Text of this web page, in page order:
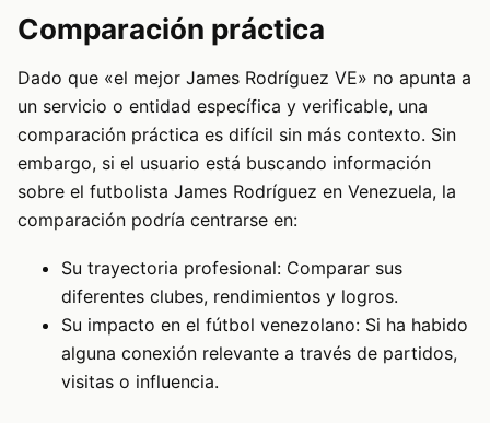
Comparación práctica
Dado que «el mejor James Rodríguez VE» no apunta a
un servicio o entidad específica y verificable, una
comparación práctica es difícil sin más contexto. Sin
embargo, si el usuario está buscando información
sobre el futbolista James Rodríguez en Venezuela, la
comparación podría centrarse en:
Su trayectoria profesional: Comparar sus
diferentes clubes, rendimientos y logros.
Su impacto en el fútbol venezolano: Si ha habido
alguna conexión relevante a través de partidos,
visitas o influencia.